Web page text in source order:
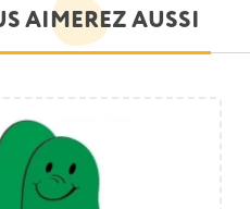
AIMEREZ AUSSI